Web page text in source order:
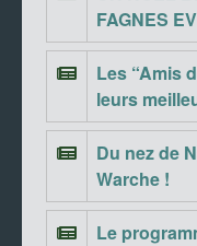
FAGNES
Les “Amis
leurs
Du nez de
Warche !
Le